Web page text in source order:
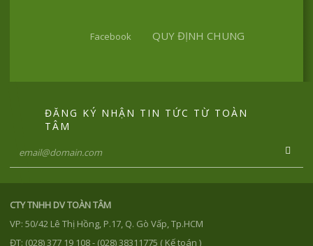
Facebook QUY ĐỊNH CHUNG
ĐĂNG KÝ NHẬN TIN TỨC TỪ TOÀN
TÂM
CTY TNHH DV TOÀN TÂM
VP: 50/42 Lê Thị Hồng, P.17, Q. Gò Vấp, Tp.HCM
ĐT: (028) 377 19 108 - (028) 38311775 ( Kế toán )